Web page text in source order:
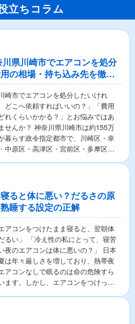
立ちコラム
川県川崎市でエアコンを処分
の相場・持ち込み先を徹底
川崎市でエアコンを処分したいけれ
どこへ依頼すればいいの？」「費用
れくらいかかる？」とお悩みではあ
せんか？ 神奈川県川崎市は約155万
暮らす政令指定都市で、川崎区・幸
中原区・高津区・宮前区・多摩区・
ると体に悪い？だるさの原
睡する設定の正解
エアコンをつけたまま寝ると、翌朝体
るい」 「冷え性の私にとって、寝苦
夜のエアコンは体に悪いの？」 日本
は年々厳しさを増しており、熱帯夜
アコンなしで眠るのは命の危険すら
ます。しかし、エアコンをつけっぱ